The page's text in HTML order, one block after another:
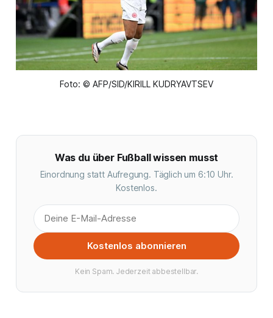
Foto: © AFP/SID/KIRILL KUDRYAVTSEV
Was du über Fußball wissen musst
Einordnung statt Aufregung. Täglich um 6:10 Uhr.
Kostenlos.
Kostenlos abonnieren
Kein Spam. Jederzeit abbestellbar.